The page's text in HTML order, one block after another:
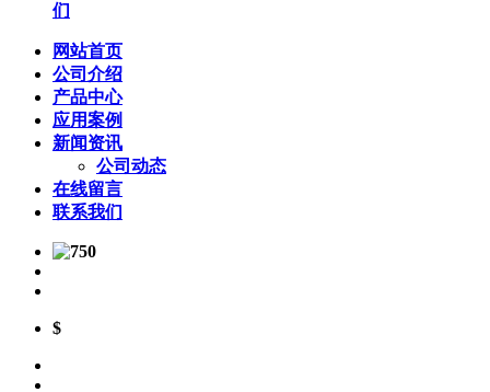
们
网站首页
公司介绍
产品中心
应用案例
新闻资讯
公司动态
在线留言
联系我们
$